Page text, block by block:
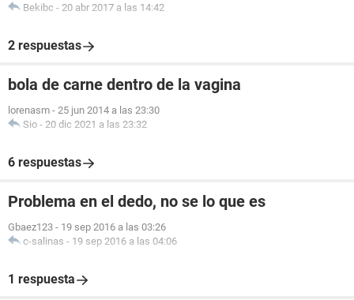
Bekibc - 20 abr 2017 a las 14:42
2 respuestas
bola de carne dentro de la vagina
lorenasm - 25 jun 2014 a las 23:30
Sio - 20 dic 2021 a las 23:32
6 respuestas
Problema en el dedo, no se lo que es
Gbaez123 - 19 sep 2016 a las 03:26
c-salinas - 19 sep 2016 a las 04:06
1 respuesta